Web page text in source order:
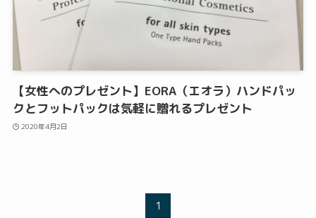
【女性へのプレゼント】EORA（エオラ）ハンドパッ
クとフットパックは気軽に贈れるプレゼント
2020年4月2日
1